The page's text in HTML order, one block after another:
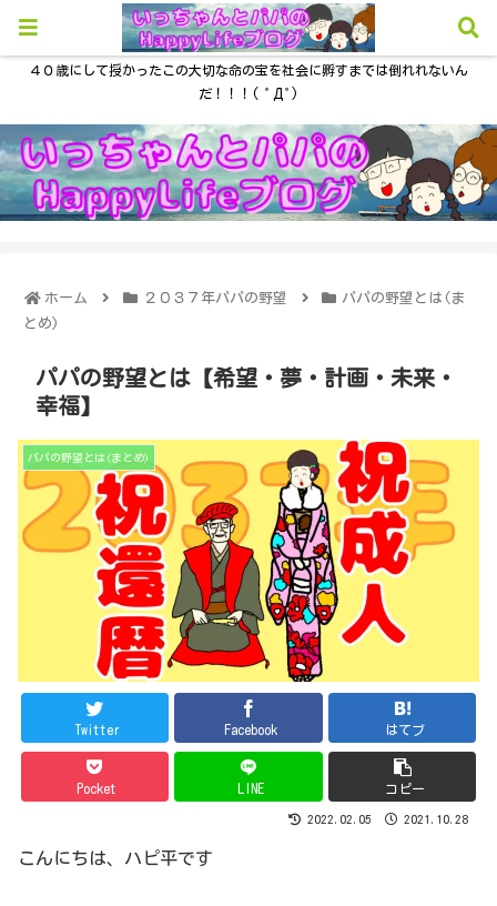
４０歳にして授かったこの大切な命の宝を社会に孵すまでは倒れれないん
だ！！！( ﾟДﾟ)
ホーム ２０３７年パパの野望
パパの野望とは(ま
とめ)
パパの野望とは【希望・夢・計画・未来・
幸福】
パパの野望とは(まとめ)
Twitter Facebook はてブ
Pocket LINE コピー
2022.02.05 2021.10.28
こんにちは、ハピ平です